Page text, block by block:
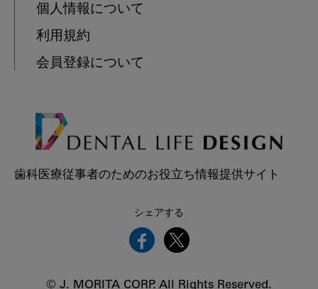
個人情報について
利用規約
会員登録について
歯科医療従事者のためのお役立ち情報提供サイト
シェアする
© J. MORITA CORP. All Rights Reserved.